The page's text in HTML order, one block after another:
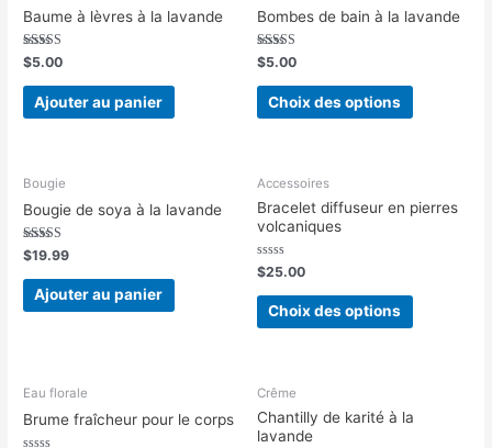
Baume à lèvres à la lavande
Note
5.00
sur 5
$5.00
Ajouter au panier
Bombes de bain à la lavande
Note
5.00
sur 5
$5.00
Choix des options
Bougie
Bougie de soya à la lavande
Note
5.00
sur 5
$19.99
Ajouter au panier
Accessoires
Bracelet diffuseur en pierres
volcaniques
Note
0
sur
$25.00
Choix des options
Eau florale
Brume fraîcheur pour le corps
Crême
Chantilly de karité à la
lavande